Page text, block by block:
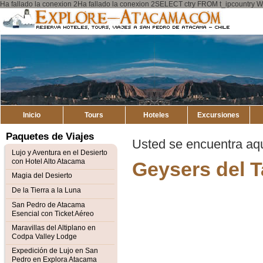
Ha fallado la conexion 2Ha fallado la conexion 2SELECT ctry FROM t_ipcountry
Mapa del Sitio
Inicio Tours Hoteles Excursiones
Usted se encuentra
Geysers del
Paquetes de Viajes
Lujo y Aventura en el Desierto
con Hotel Alto Atacama
Magia del Desierto
De la Tierra a la Luna
San Pedro de Atacama
Esencial con Ticket Aéreo
Maravillas del Altiplano en
Codpa Valley Lodge
Expedición de Lujo en San
Pedro en Explora Atacama